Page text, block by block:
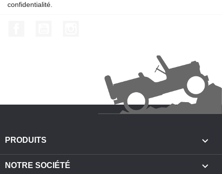
confidentialité.
PRODUITS 
NOTRE SOCIÉTÉ 